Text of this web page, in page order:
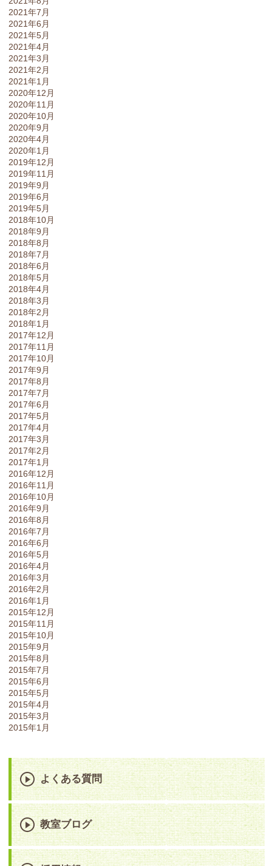
2021年7月
2021年6月
2021年5月
2021年4月
2021年3月
2021年2月
2021年1月
2020年12月
2020年11月
2020年10月
2020年9月
2020年4月
2020年1月
2019年12月
2019年11月
2019年9月
2019年6月
2019年5月
2018年10月
2018年9月
2018年8月
2018年7月
2018年6月
2018年5月
2018年4月
2018年3月
2018年2月
2018年1月
2017年12月
2017年11月
2017年10月
2017年9月
2017年8月
2017年7月
2017年6月
2017年5月
2017年4月
2017年3月
2017年2月
2017年1月
2016年12月
2016年11月
2016年10月
2016年9月
2016年8月
2016年7月
2016年6月
2016年5月
2016年4月
2016年3月
2016年2月
2016年1月
2015年12月
2015年11月
2015年10月
2015年9月
2015年8月
2015年7月
2015年6月
2015年5月
2015年4月
2015年3月
2015年1月
よくある質問
教室ブログ